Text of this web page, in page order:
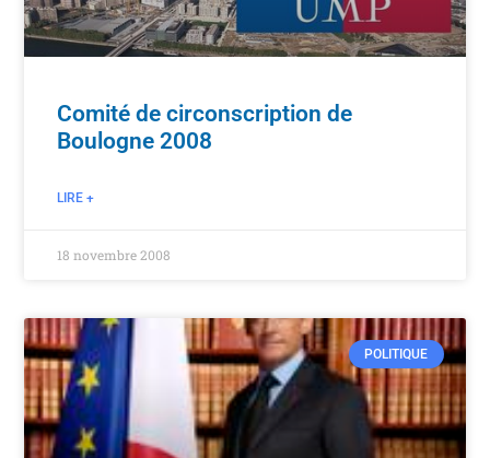
Comité de circonscription de
Boulogne 2008
LIRE +
18 novembre 2008
POLITIQUE